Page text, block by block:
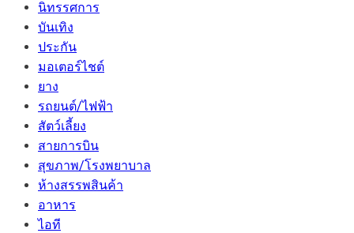
นิทรรศการ
บันเทิง
ประกัน
มอเตอร์ไชต์
ยาง
รถยนต์/ไฟฟ้า
สัตว์เลี้ยง
สายการบิน
สุขภาพ/โรงพยาบาล
ห้างสรรพสินค้า
อาหาร
ไอที